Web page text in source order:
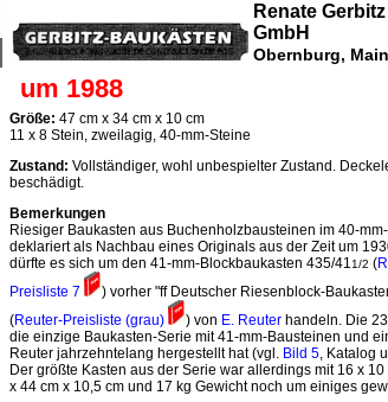
Renate Gerbitz
GmbH
Obernburg, Main
um 1988
Größe: 47 cm x 34 cm x 10 cm
11 x 8 Stein, zweilagig, 40-mm-Steine
Zustand: Vollständiger, wohl unbespielter Zustand.
beschädigt.
Bemerkungen
Riesiger Baukasten aus Buchenholzbausteinen im 40-
deklariert als Nachbau eines Originals aus der Zeit um
dürfte es sich um den 41-mm-Blockbaukasten 435/411/2 (
Preisliste 7
) vorher "ff Deutscher Riesenblock-
(Reuter-Preisliste (grau) ) von E. Reuter handeln. Die
die einzige Baukasten-Serie mit 41-mm-Bausteinen und
Reuter jahrzehntelang hergestellt hat (vgl. Bild 5, Katalog
Der größte Kasten aus der Serie war allerdings mit 16 x 10
x 44 cm x 10,5 cm und 17 kg Gewicht noch um einiges